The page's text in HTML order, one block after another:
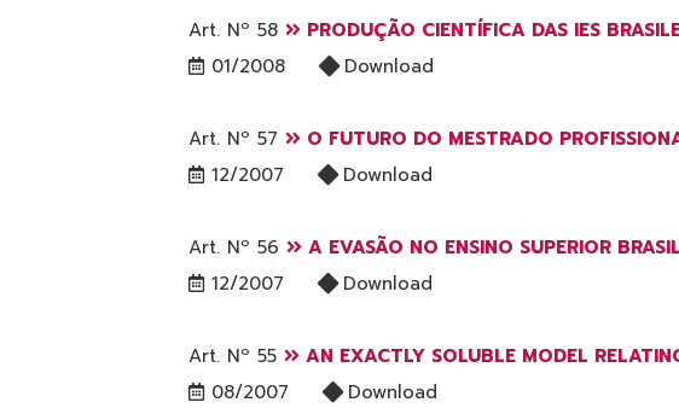
Art. Nº 58
PRODUÇÃO CIENTÍFICA DAS IES
01/2008 Download
Art. Nº 57
O FUTURO DO MESTRADO
12/2007 Download
Art. Nº 56
A EVASÃO NO ENSINO SUPERIOR
12/2007 Download
Art. Nº 55
AN EXACTLY SOLUBLE MODEL
08/2007 Download